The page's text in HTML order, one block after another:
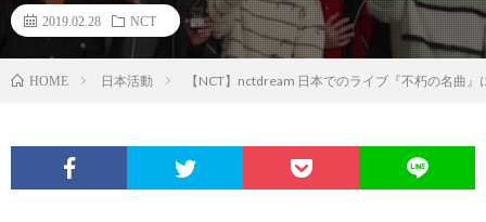
2019.02.28 NCT
HOME 日本活動 【NCT】nctdream 日本でのライブ『不朽の名曲